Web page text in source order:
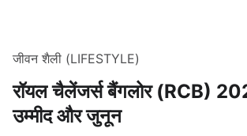
जीवन शैली (LIFESTYLE)
रॉयल चैलेंजर्स बैंगलोर (RCB)
उम्मीद और जुनून